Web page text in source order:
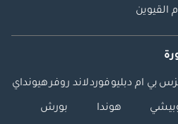
القيوين
بي ام دبليوفوردلاند روفرهيونداي
هوندا بورش